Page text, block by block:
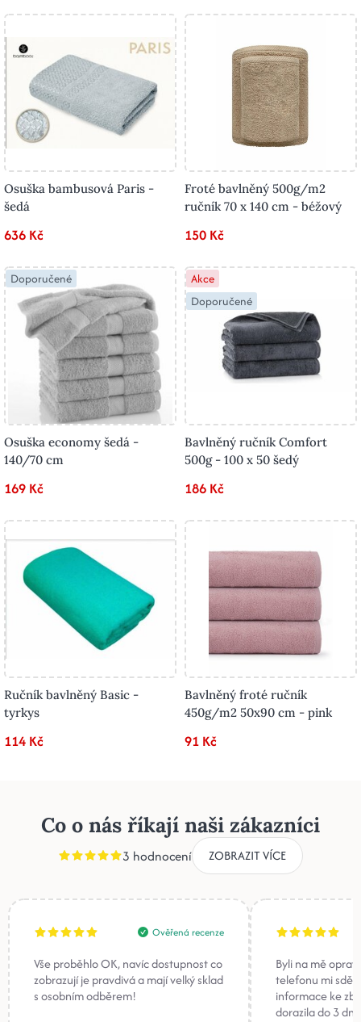
Osuška bambusová Paris -
šedá
636 Kč
Froté bavlněný 500g/m2
ručník 70 x 140 cm - béžový
150 Kč
Doporučené
Osuška economy šedá -
140/70 cm
169 Kč
Akce
Doporučené
Bavlněný ručník Comfort
500g - 100 x 50 šedý
186 Kč
Ručník bavlněný Basic -
tyrkys
114 Kč
Bavlněný froté ručník
450g/m2 50x90 cm - pink
91 Kč
Co o nás říkají naši zákazníci
3 hodnocení ZOBRAZIT VÍCE
Ověřená recenze
Vše proběhlo OK, navíc dostupnost co
zobrazují je pravdivá a mají velký sklad
s osobním odběrem!
Byli na mě
telefonu mi
informace ke
dorazila do 3